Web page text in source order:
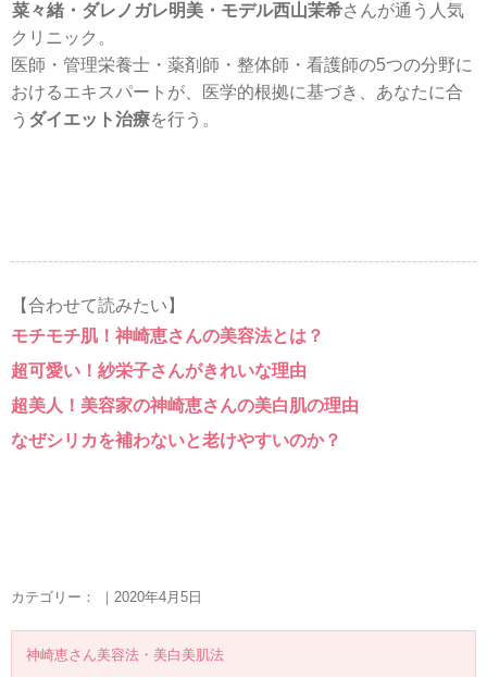
菜々緒・ダレノガレ明美・モデル西山茉希さんが通う人気
クリニック。
医師・管理栄養士・薬剤師・整体師・看護師の5つの分野に
おけるエキスパートが、医学的根拠に基づき、あなたに合
う ダイエット治療を行う。
【合わせて読みたい】
モチモチ肌！神崎恵さんの美容法とは？
超可愛い！紗栄子さんがきれいな理由
超美人！美容家の神崎恵さんの美白肌の理由
なぜシリカを補わないと老けやすいのか？
カテゴリー： ｜2020年4月5日
神崎恵さん美容法・美白美肌法